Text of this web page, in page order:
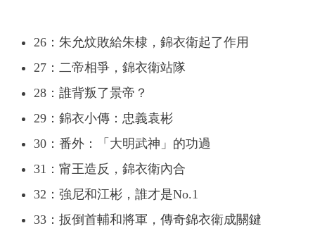
26：朱允炆敗給朱棣，錦衣衛起了作用
27：二帝相爭，錦衣衛站隊
28：誰背叛了景帝？
29：錦衣小傳：忠義袁彬
30：番外：「大明武神」的功過
31：甯王造反，錦衣衛內合
32：強尼和江彬，誰才是No.1
33：扳倒首輔和將軍，傳奇錦衣衛成關鍵